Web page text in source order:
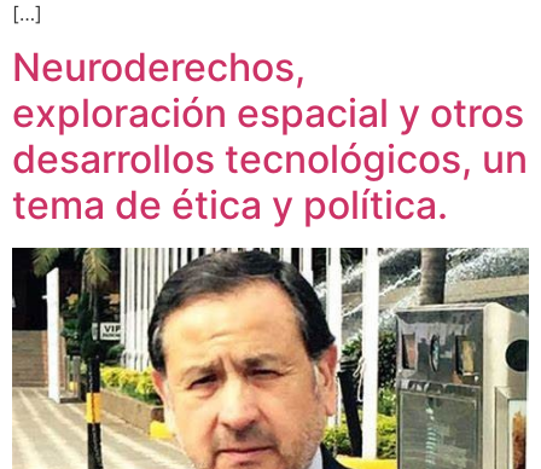
[…]
Neuroderechos,
exploración espacial y otros
desarrollos tecnológicos, un
tema de ética y política.